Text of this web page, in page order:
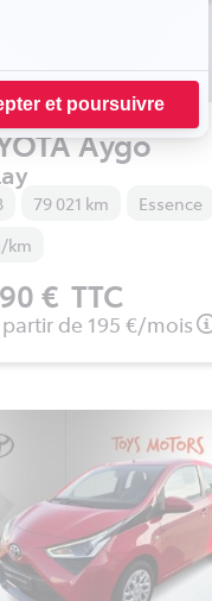
et poursuivre
Aygo
79 021 km
Essence
km
€ TTC
de 195 €/mois